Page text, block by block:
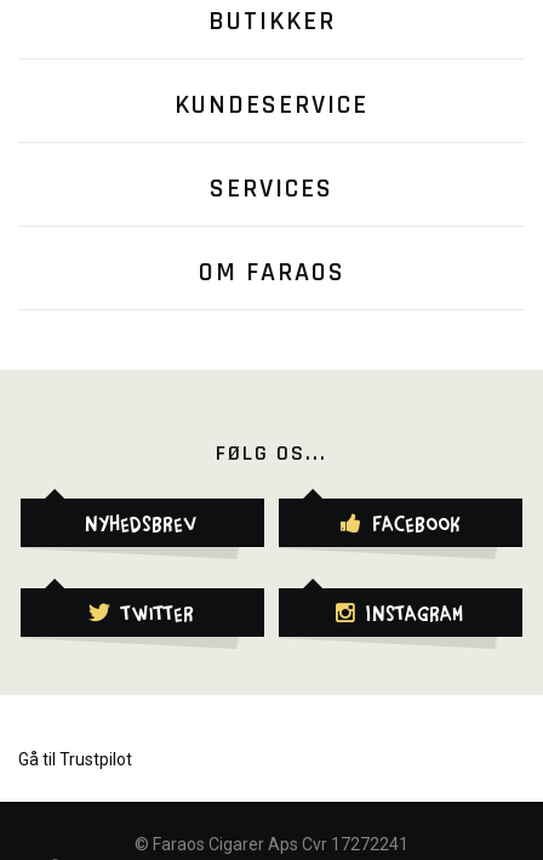
BUTIKKER
KUNDESERVICE
SERVICES
OM FARAOS
FØLG OS...
Nyhedsbrev Facebook
Twitter Instagram
Gå til Trustpilot
© Faraos Cigarer Aps Cvr 17272241